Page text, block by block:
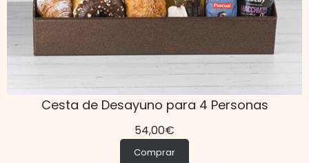
Cesta de Desayuno para 4 Personas
54,00€
Comprar